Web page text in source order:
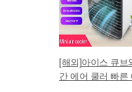
[해외]아이스 큐브
간 에어 쿨러 빠른